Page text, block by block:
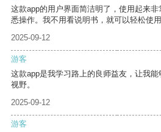
这款app的用户界面简洁明了，使用起来
悉操作。我不用看说明书，就可以轻松使用
2025-09-12
游客
这款app是我学习路上的良师益友，让我
视野。
2025-09-12
游客